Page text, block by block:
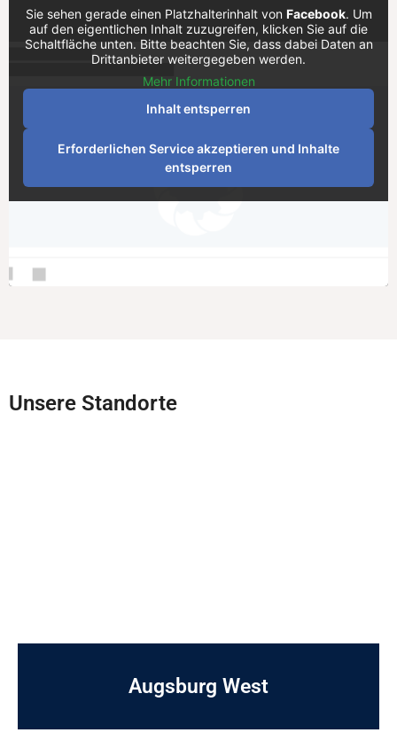
Sie sehen gerade einen Platzhalterinhalt von Facebook. Um
auf den eigentlichen Inhalt zuzugreifen, klicken Sie auf die
Schaltfläche unten. Bitte beachten Sie, dass dabei Daten an
Drittanbieter weitergegeben werden.
Mehr Informationen
Inhalt entsperren
Erforderlichen Service akzeptieren und Inhalte
entsperren
Unsere Standorte
Augsburg West